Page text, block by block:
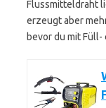
Flussmitteldraht
erzeugt aber
bevor du mit